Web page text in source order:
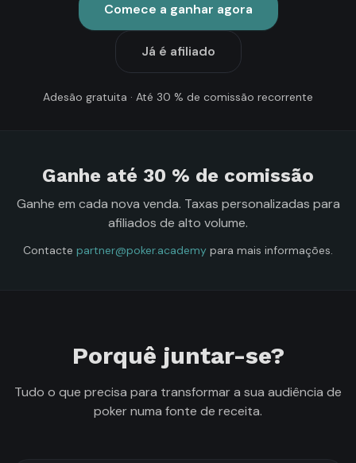
Comece a ganhar agora
Já é afiliado
Adesão gratuita · Até 30 % de comissão recorrente
Ganhe até 30 % de comissão
Ganhe em cada nova venda. Taxas personalizadas para
afiliados de alto volume.
Contacte partner@poker.academy para mais informações.
Porquê juntar-se?
Tudo o que precisa para transformar a sua audiência de
poker numa fonte de receita.